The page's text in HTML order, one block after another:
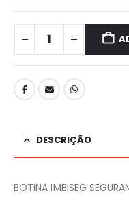
DESCRIÇÃO
BOTINA IMBISEG